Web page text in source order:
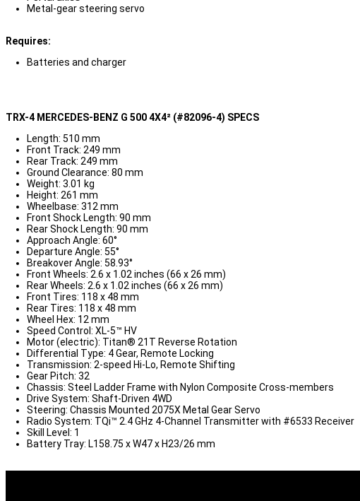
Metal-gear steering servo
Requires:
Batteries and charger
TRX-4 MERCEDES-BENZ G 500 4X4² (#82096-4) SPECS
Length: 510 mm
Front Track: 249 mm
Rear Track: 249 mm
Ground Clearance: 80 mm
Weight: 3.01 kg
Height: 261 mm
Wheelbase: 312 mm
Front Shock Length: 90 mm
Rear Shock Length: 90 mm
Approach Angle: 60°
Departure Angle: 55°
Breakover Angle: 58.93°
Front Wheels: 2.6 x 1.02 inches (66 x 26 mm)
Rear Wheels: 2.6 x 1.02 inches (66 x 26 mm)
Front Tires: 118 x 48 mm
Rear Tires: 118 x 48 mm
Wheel Hex: 12 mm
Speed Control: XL-5™ HV
Motor (electric): Titan® 21T Reverse Rotation
Differential Type: 4 Gear, Remote Locking
Transmission: 2-speed Hi-Lo, Remote Shifting
Gear Pitch: 32
Chassis: Steel Ladder Frame with Nylon Composite Cross-members
Drive System: Shaft-Driven 4WD
Steering: Chassis Mounted 2075X Metal Gear Servo
Radio System: TQi™ 2.4 GHz 4-Channel Transmitter with #6533 Receiver
Skill Level: 1
Battery Tray: L158.75 x W47 x H23/26 mm